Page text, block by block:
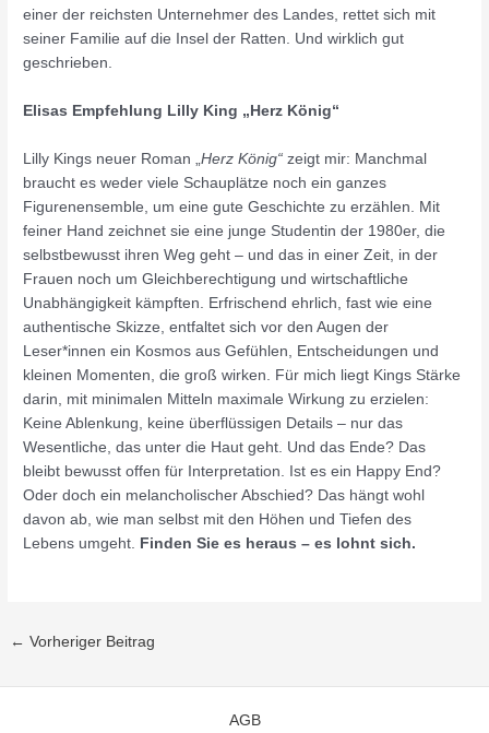
einer der reichsten Unternehmer des Landes, rettet sich mit
seiner Familie auf die Insel der Ratten. Und wirklich gut
geschrieben.
Elisas Empfehlung Lilly King „Herz König“
Lilly Kings neuer Roman „Herz König“ zeigt mir: Manchmal
braucht es weder viele Schauplätze noch ein ganzes
Figurenensemble, um eine gute Geschichte zu erzählen. Mit
feiner Hand zeichnet sie eine junge Studentin der 1980er, die
selbstbewusst ihren Weg geht – und das in einer Zeit, in der
Frauen noch um Gleichberechtigung und wirtschaftliche
Unabhängigkeit kämpften. Erfrischend ehrlich, fast wie eine
authentische Skizze, entfaltet sich vor den Augen der
Leser*innen ein Kosmos aus Gefühlen, Entscheidungen und
kleinen Momenten, die groß wirken. Für mich liegt Kings Stärke
darin, mit minimalen Mitteln maximale Wirkung zu erzielen:
Keine Ablenkung, keine überflüssigen Details – nur das
Wesentliche, das unter die Haut geht. Und das Ende? Das
bleibt bewusst offen für Interpretation. Ist es ein Happy End?
Oder doch ein melancholischer Abschied? Das hängt wohl
davon ab, wie man selbst mit den Höhen und Tiefen des
Lebens umgeht. Finden Sie es heraus – es lohnt sich.
← Vorheriger Beitrag
AGB